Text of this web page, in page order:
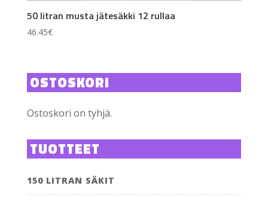
50 litran musta jätesäkki 12 rullaa
46.45€
OSTOSKORI
Ostoskori on tyhjä.
TUOTTEET
150 LITRAN SÄKIT